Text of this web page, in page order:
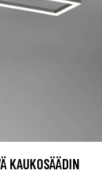
KAUKOSÄÄDIN